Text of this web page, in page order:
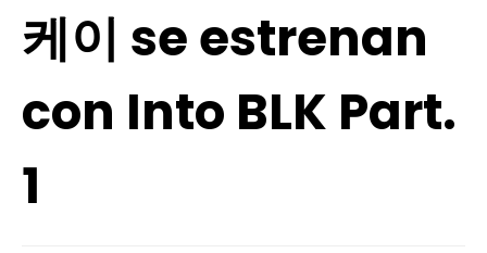
케이 se estrenan
con Into BLK Part.
1